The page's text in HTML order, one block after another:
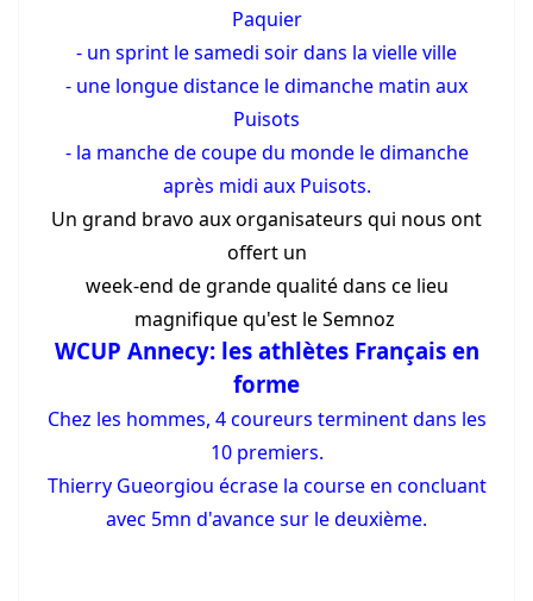
Paquier
- un sprint le samedi soir dans la vielle ville
- une longue distance le dimanche matin aux
Puisots
- la manche de coupe du monde le dimanche
après midi aux Puisots.
Un grand bravo aux organisateurs qui nous ont
offert un
week-end de grande qualité dans ce lieu
magnifique qu'est le Semnoz
WCUP Annecy: les athlètes Français en
forme
Chez les hommes, 4 coureurs terminent dans les
10 premiers.
Thierry Gueorgiou écrase la course en concluant
avec 5mn d'avance sur le deuxième.